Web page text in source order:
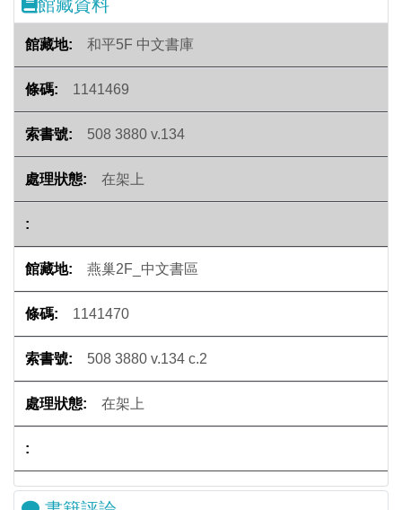
館藏資料
和平5F 中文書庫
1141469
508 3880 v.134
在架上
燕巢2F_中文書區
1141470
508 3880 v.134 c.2
在架上